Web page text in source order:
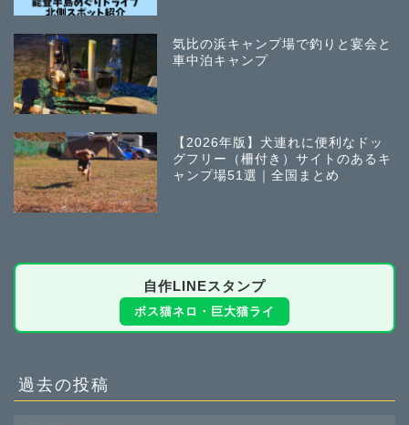
気比の浜キャンプ場で釣りと宴会と
車中泊キャンプ
【2026年版】犬連れに便利なドッ
グフリー（柵付き）サイトのあるキ
ャンプ場51選｜全国まとめ
自作LINEスタンプ
ボス猫ネロ・巨大猫ライ
過去の投稿